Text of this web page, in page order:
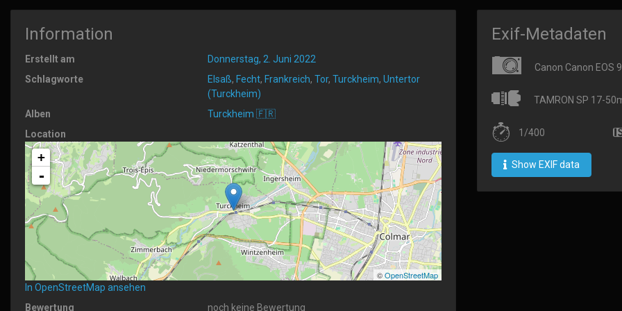
Information
Erstellt am
Donnerstag, 2. Juni 2022
Schlagworte
Elsaß, Fecht, Frankreich, Tor, Turckheim, Untertor
(Turckheim)
Alben
Turckheim 🇫🇷
Location
+
-
©OpenStreetMap
In OpenStreetMap ansehen
Bewertung
noch keine Bewertung
Exif-Metadaten
Canon Canon EOS
TAMRON SP 17-
1/400
Show EXIF data